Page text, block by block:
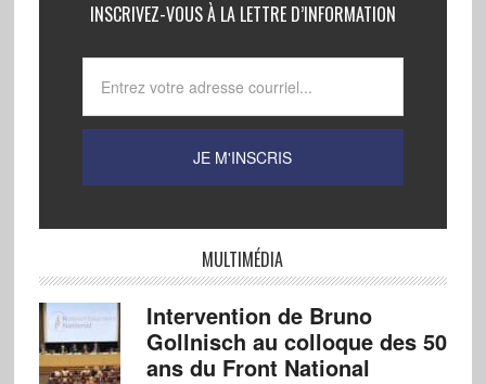
INSCRIVEZ-VOUS À LA LETTRE D’INFORMATION
MULTIMÉDIA
Intervention de Bruno
Gollnisch au colloque des 50
ans du Front National